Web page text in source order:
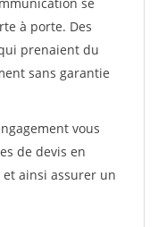
à porte. Des
prenaient du
sans garantie
vous
de devis en
ainsi assurer un